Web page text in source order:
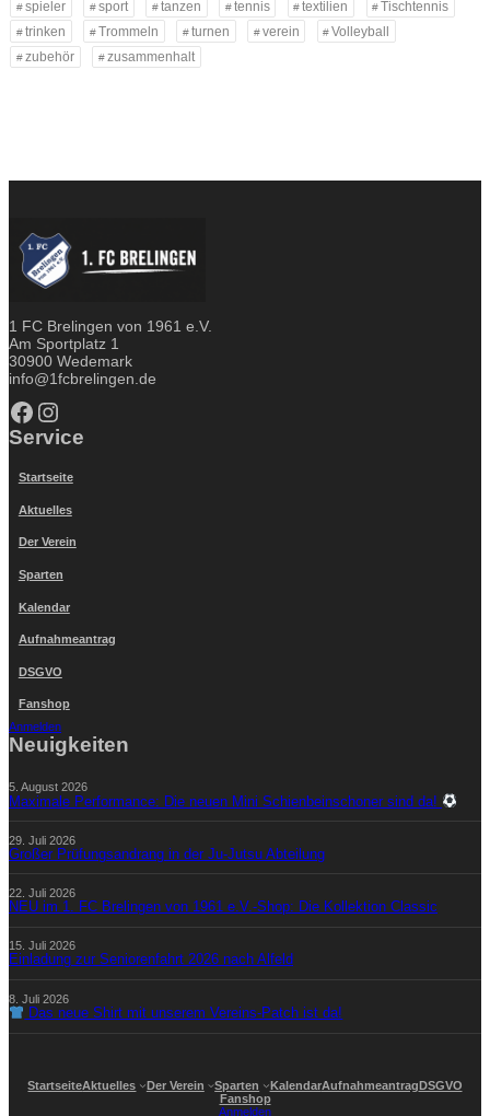
spieler
sport tanzen tennis textilien
Tischtennis
trinken
Trommeln turnen verein
Volleyball
zubehör
zusammenhalt
1 FC Brelingen von 1961 e.V.
Am Sportplatz 1
30900 Wedemark
info@1fcbrelingen.de
Facebook Instagram
Service
Startseite
Aktuelles
Der Verein
Sparten
Kalendar
Aufnahmeantrag
DSGVO
Fanshop
Anmelden
Neuigkeiten
5. August 2026
Maximale Performance: Die neuen Mini Schienbeinschoner sind da!
29. Juli 2026
Großer Prüfungsandrang in der Ju-Jutsu Abteilung
22. Juli 2026
NEU im 1. FC Brelingen von 1961 e.V.-Shop: Die Kollektion Classic
15. Juli 2026
Einladung zur Seniorenfahrt 2026 nach Alfeld
8. Juli 2026
Das neue Shirt mit unserem Vereins-Patch ist da!
StartseiteAktuelles Der Verein Sparten KalendarAufnahmeantragDSGVO
Fanshop
Anmelden